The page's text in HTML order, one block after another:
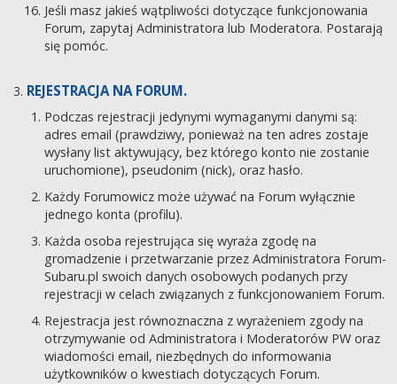
Jeśli masz jakieś wątpliwości dotyczące funkcjonowania
Forum, zapytaj Administratora lub Moderatora. Postarają
się pomóc.
REJESTRACJA NA FORUM.
Podczas rejestracji jedynymi wymaganymi danymi są:
adres email (prawdziwy, ponieważ na ten adres zostaje
wysłany list aktywujący, bez którego konto nie zostanie
uruchomione), pseudonim (nick), oraz hasło.
Każdy Forumowicz może używać na Forum wyłącznie
jednego konta (profilu).
Każda osoba rejestrująca się wyraża zgodę na
gromadzenie i przetwarzanie przez Administratora Forum-
Subaru.pl swoich danych osobowych podanych przy
rejestracji w celach związanych z funkcjonowaniem Forum.
Rejestracja jest równoznaczna z wyrażeniem zgody na
otrzymywanie od Administratora i Moderatorów PW oraz
wiadomości email, niezbędnych do informowania
użytkowników o kwestiach dotyczących Forum.